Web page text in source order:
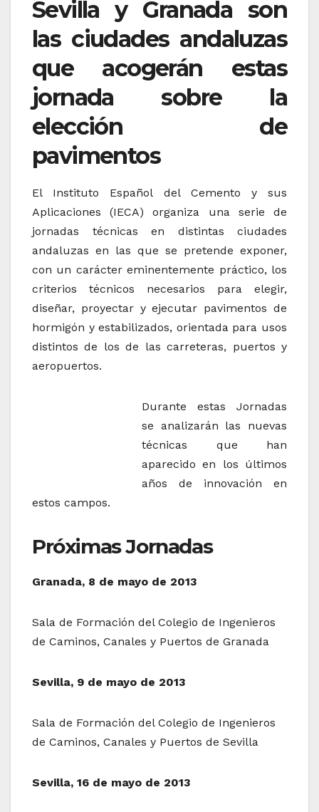
Sevilla y Granada son
las ciudades andaluzas
que acogerán estas
jornada sobre la
elección de
pavimentos
El Instituto Español del Cemento y sus
Aplicaciones (IECA) organiza una serie de
jornadas técnicas en distintas ciudades
andaluzas en las que se pretende exponer,
con un carácter eminentemente práctico, los
criterios técnicos necesarios para elegir,
diseñar, proyectar y ejecutar pavimentos de
hormigón y estabilizados, orientada para usos
distintos de los de las carreteras, puertos y
aeropuertos.
Durante estas Jornadas
se analizarán las nuevas
técnicas que han
aparecido en los últimos
años de innovación en
estos campos.
Próximas Jornadas
Granada, 8 de mayo de 2013
Sala de Formación del Colegio de Ingenieros
de Caminos, Canales y Puertos de Granada
Sevilla, 9 de mayo de 2013
Sala de Formación del Colegio de Ingenieros
de Caminos, Canales y Puertos de Sevilla
Sevilla, 16 de mayo de 2013